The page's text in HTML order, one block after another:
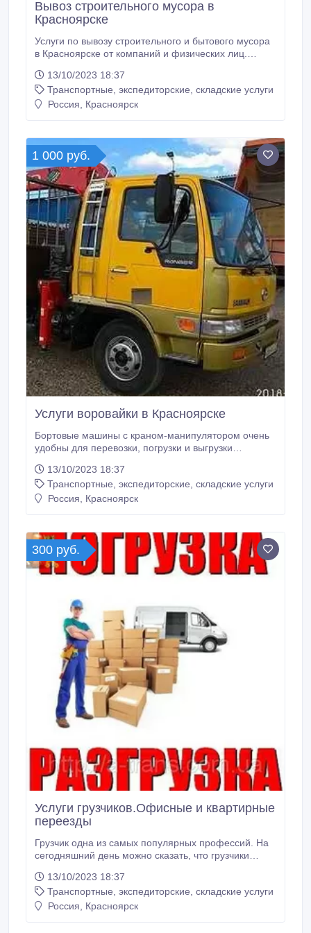
Вывоз строительного мусора в
Красноярске
Услуги по вывозу строительного и бытового мусора
в Красноярске от компаний и физических лиц.
ненужного хлама в квартире или офисе, вывезут
оставшийся после ремонта мусор, унесут
пришедшие в негодность холодильник или
решили заняться самостоятельно, то заказать
автомобиль по тел.
13/10/2023 18:37
Транспортные, экспедиторские, складские услуги
Россия, Красноярск
1 000 руб.
Услуги воровайки в Красноярске
Бортовые машины с краном-манипулятором очень
удобны для перевозки, погрузки и выгрузки
бытовок, блоков, станков, труб, металла, плит,
ларьков, ракушек. Перевозка бытовок, гаражей,
хозблоков, станков, перевозка стройматериалов,
пиломатериалов, кирпича, контейнеров, перевозка
строительных вагончиков, ракушек, перевозка
мрамора, плит, блоков, труб, поддонов, перевозка
бревен, торговых палаток, ларьков, перевозка сетки,
13/10/2023 18:37
Транспортные, экспедиторские, складские услуги
Россия, Красноярск
300 руб.
Услуги грузчиков.Офисные и квартирные
переезды
Грузчик одна из самых популярных профессий. На
сегодняшний день можно сказать, что грузчики
том, чтобы перенести груз с места на место, однако
на практике все может быть по-другому. Время,
аккуратность, скорость, профессионализм и
13/10/2023 18:37
Транспортные, экспедиторские, складские услуги
Россия, Красноярск